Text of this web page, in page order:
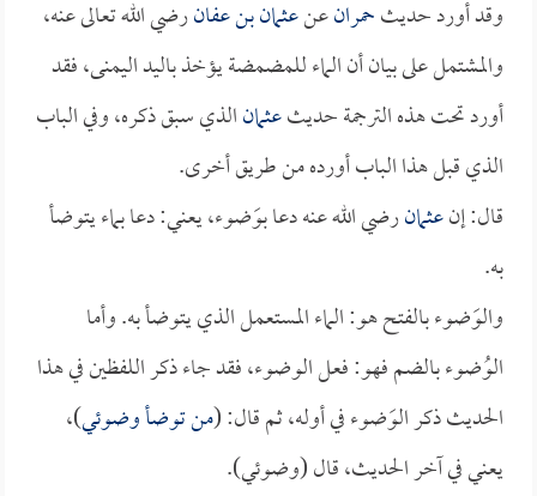
وقد أورد حديثحمرانعنعثمان بن عفانرضي الله تعالى عنه،
والمشتمل على بيان أن الماء للمضمضة يؤخذ باليد اليمنى، فقد
أورد تحت هذه الترجمة حديثعثمانالذي سبق ذكره، وفي الباب
الذي قبل هذا الباب أورده من طريق أخرى.
قال: إنعثمانرضي الله عنه دعا بوَضوء، يعني: دعا بماء يتوضأ
به.
والوَضوء بالفتح هو: الماء المستعمل الذي يتوضأ به. وأما
الوُضوء بالضم فهو: فعل الوضوء، فقد جاء ذكر اللفظين في هذا
الحديث ذكر الوَضوء في أوله، ثم قال: (من توضأ وضوئي)،
يعني في آخر الحديث، قال (وضوئي).